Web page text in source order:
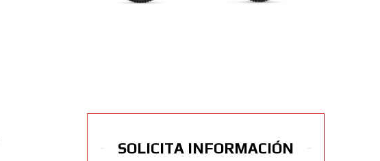
SOLICITA INFORMACIÓN